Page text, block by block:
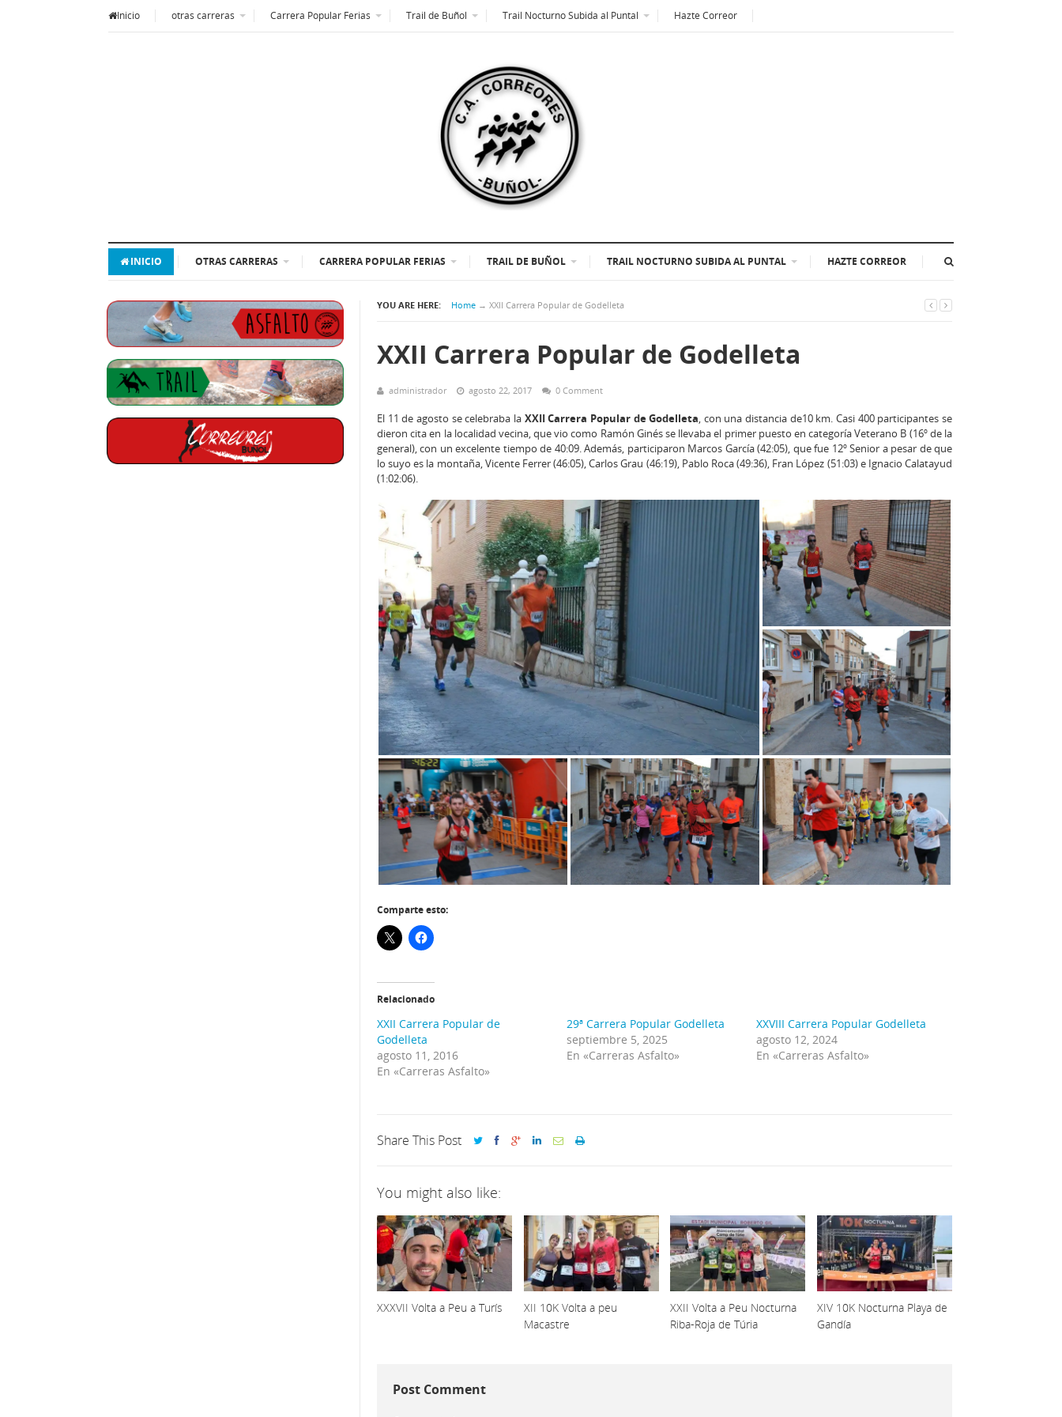
Inicio otras carreras Carrera Popular Ferias Trail de Buñol Trail Nocturno Subida al Puntal Hazte Correor
INICIO OTRAS CARRERAS CARRERA POPULAR FERIAS TRAIL DE BUÑOL TRAIL NOCTURNO SUBIDA AL PUNTAL HAZTE CORREOR
YOU ARE HERE: Home → XXII Carrera Popular de Godelleta
XXII Carrera Popular de Godelleta
administrador agosto 22, 2017 0 Comment
El 11 de agosto se celebraba la XXII Carrera Popular de Godelleta, con una distancia de10 km. Casi 400 participantes se
dieron cita en la localidad vecina, que vio como Ramón Ginés se llevaba el primer puesto en categoría Veterano B (16º de la
general), con un excelente tiempo de 40:09. Además, participaron Marcos García (42:05), que fue 12º Senior a pesar de que
lo suyo es la montaña, Vicente Ferrer (46:05), Carlos Grau (46:19), Pablo Roca (49:36), Fran López (51:03) e Ignacio Calatayud
(1:02:06).
Comparte esto:
Relacionado
XXII Carrera Popular de
Godelleta
agosto 11, 2016
En «Carreras Asfalto»
29ª Carrera Popular Godelleta
septiembre 5, 2025
En «Carreras Asfalto»
XXVIII Carrera Popular Godelleta
agosto 12, 2024
En «Carreras Asfalto»
Share This Post
You might also like:
XXXVII Volta a Peu a Turís
XII 10K Volta a peu
Macastre
XXII Volta a Peu Nocturna
Riba-Roja de Túria
XIV 10K Nocturna Playa de
Gandía
Post Comment